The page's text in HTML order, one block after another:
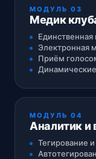
МОДУЛЬ 03
Медик
Электронная
Приём
МОДУЛЬ 04
Аналитик и
Тегирование